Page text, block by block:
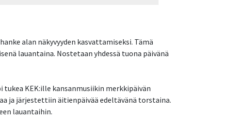
alan näkyvyyden kasvattamiseksi. Tämä
lauantaina. Nostetaan yhdessä tuona päivänä
KEK:ille kansanmusiikin merkkipäivän
ja järjestettiin äitienpäivää edeltävänä torstaina.
lauantaihin.